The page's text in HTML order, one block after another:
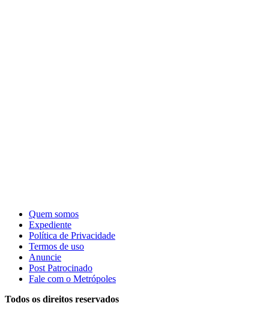
Quem somos
Expediente
Política de Privacidade
Termos de uso
Anuncie
Post Patrocinado
Fale com o Metrópoles
Todos os direitos reservados